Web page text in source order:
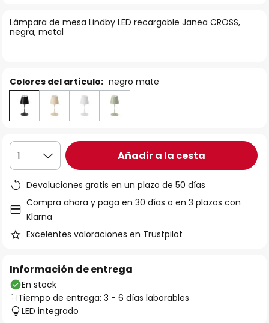
galería
de
Lámpara de mesa Lindby LED recargable Janea CROSS,
negra, metal
Colores del artículo: negro mate
1 Añadir a la cesta
Devoluciones gratis en un plazo de 50 días
Compra ahora y paga en 30 días o en 3 plazos con
Klarna
Excelentes valoraciones en Trustpilot
Información de entrega
En stock
Tiempo de entrega: 3 - 6 días laborables
LED integrado